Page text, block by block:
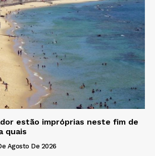
estão impróprias neste fim de
quais
Agosto De 2026